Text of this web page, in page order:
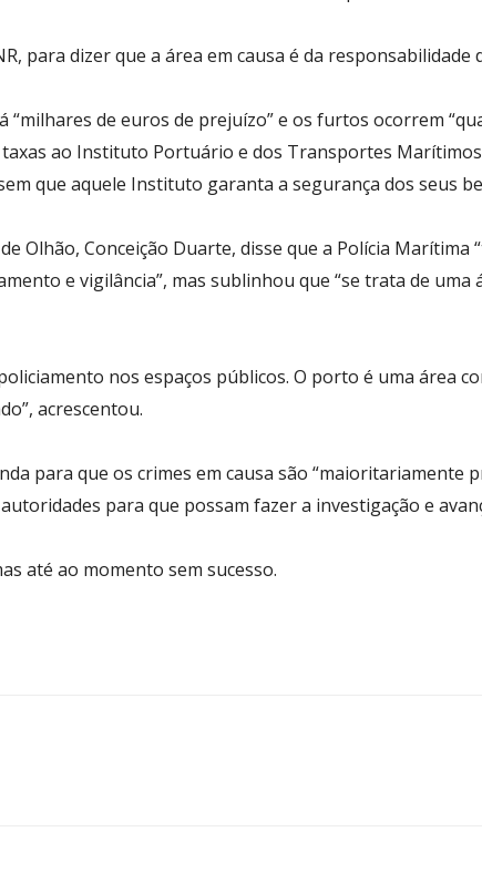
para dizer que a área em causa é da responsabilidade
de euros de prejuízo” e os furtos ocorrem
ao Instituto Portuário e dos Transportes
que aquele Instituto garanta a segurança dos seus
Olhão, Conceição Duarte, disse que a Polícia Marítima
e vigilância”, mas sublinhou que “se trata de uma
nos espaços públicos. O porto é uma área
acrescentou.
para que os crimes em causa são “maioritariamente
para que possam fazer a investigação e
até ao momento sem sucesso.